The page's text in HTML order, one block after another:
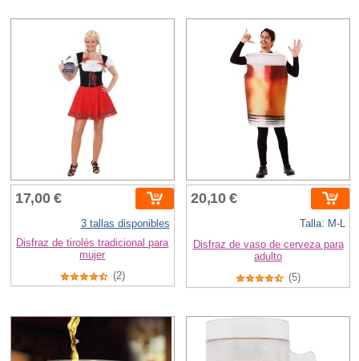
17,00 €
3 tallas disponibles
Disfraz de tirolés tradicional para
mujer
(2)
20,10 €
Talla: M-L
Disfraz de vaso de cerveza para
adulto
(5)